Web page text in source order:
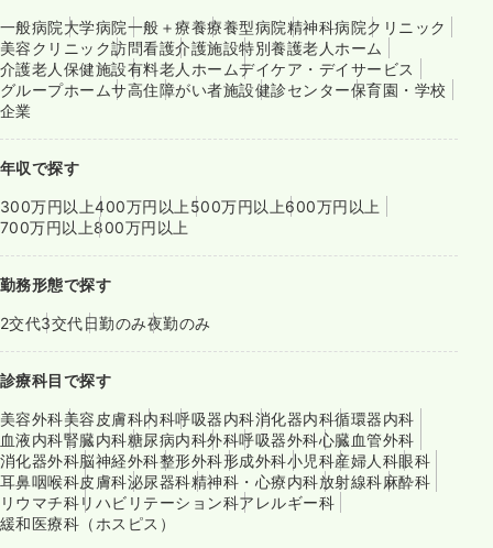
一般病院大学病院一般＋療養療養型病院精神科病院クリニック
美容クリニック訪問看護介護施設特別養護老人ホーム
介護老人保健施設有料老人ホームデイケア・デイサービス
グループホームサ高住障がい者施設健診センター保育園・学校
企業
年収で探す
300万円以上400万円以上 500万円以上600万円以上
700万円以上800万円以上
勤務形態で探す
2交代3交代日勤のみ夜勤のみ
診療科目で探す
美容外科美容皮膚科内科呼吸器内科消化器内科循環器内科
血液内科腎臓内科糖尿病内科外科呼吸器外科心臓血管外科
消化器外科脳神経外科整形外科形成外科小児科産婦人科眼科
耳鼻咽喉科皮膚科泌尿器科精神科・心療内科放射線科麻酔科
リウマチ科リハビリテーション科アレルギー科
緩和医療科（ホスピス）